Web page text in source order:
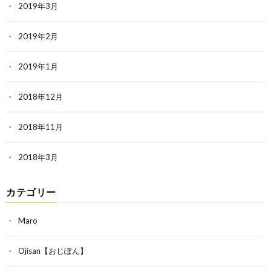
2019年3月
2019年2月
2019年1月
2018年12月
2018年11月
2018年3月
カテゴリー
Maro
Ojisan【おじぽん】